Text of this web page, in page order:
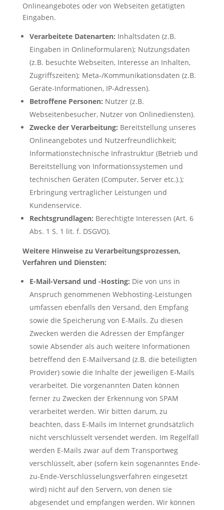
Onlineangebotes oder von Webseiten getätigten
Eingaben.
Verarbeitete Datenarten: Inhaltsdaten (z.B.
Eingaben in Onlineformularen); Nutzungsdaten
(z.B. besuchte Webseiten, Interesse an Inhalten,
Zugriffszeiten); Meta-/Kommunikationsdaten (z.B.
Geräte-Informationen, IP-Adressen).
Betroffene Personen: Nutzer (z.B.
Webseitenbesucher, Nutzer von Onlinediensten).
Zwecke der Verarbeitung: Bereitstellung unseres
Onlineangebotes und Nutzerfreundlichkeit;
Informationstechnische Infrastruktur (Betrieb und
Bereitstellung von Informationssystemen und
technischen Geräten (Computer, Server etc.).);
Erbringung vertraglicher Leistungen und
Kundenservice.
Rechtsgrundlagen: Berechtigte Interessen (Art. 6
Abs. 1 S. 1 lit. f. DSGVO).
Weitere Hinweise zu Verarbeitungsprozessen,
Verfahren und Diensten:
E-Mail-Versand und -Hosting: Die von uns in
Anspruch genommenen Webhosting-Leistungen
umfassen ebenfalls den Versand, den Empfang
sowie die Speicherung von E-Mails. Zu diesen
Zwecken werden die Adressen der Empfänger
sowie Absender als auch weitere Informationen
betreffend den E-Mailversand (z.B. die beteiligten
Provider) sowie die Inhalte der jeweiligen E-Mails
verarbeitet. Die vorgenannten Daten können
ferner zu Zwecken der Erkennung von SPAM
verarbeitet werden. Wir bitten darum, zu
beachten, dass E-Mails im Internet grundsätzlich
nicht verschlüsselt versendet werden. Im Regelfall
werden E-Mails zwar auf dem Transportweg
verschlüsselt, aber (sofern kein sogenanntes Ende-
zu-Ende-Verschlüsselungsverfahren eingesetzt
wird) nicht auf den Servern, von denen sie
abgesendet und empfangen werden. Wir können